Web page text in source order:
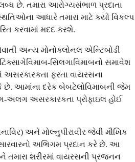
છે. તમારા આરોગ્યસંભાળ પ્રદાતા
આધારે તમારા માટે કયો વિકલ્પ
કરવામાં મદદ કરશે.
અન્ય મોનોક્લોનલ એન્ટિબોડી
સિલગાવિમાબનો સમાવેશ
ફરતા વાયરસના
છે. આમાંના દરેક બેબટેલોવિમાબની જેમ
અલગ અસરકારકતા પ્રોફાઇલ હોઈ
અને મોલ્નુપીરાવીર જેવી મૌખિક
અભિગમ પ્રદાન કરે છે. આ
શરીરમાં વાયરસની પ્રજનન